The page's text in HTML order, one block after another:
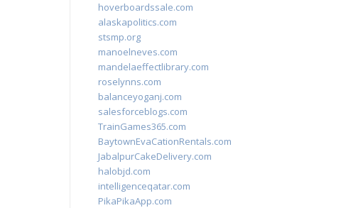
hoverboardssale.com
alaskapolitics.com
stsmp.org
manoelneves.com
mandelaeffectlibrary.com
roselynns.com
balanceyoganj.com
salesforceblogs.com
TrainGames365.com
BaytownEvaCationRentals.com
JabalpurCakeDelivery.com
halobjd.com
intelligenceqatar.com
PikaPikaApp.com